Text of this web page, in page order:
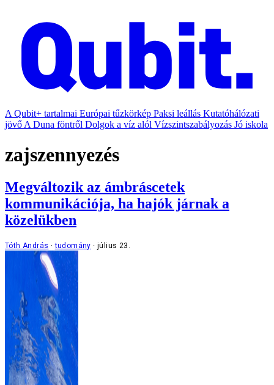
A Qubit+ tartalmai Európai tűzkörkép Paksi leállás Kutatóhálózati
jövő A Duna föntről Dolgok a víz alól Vízszintszabályozás Jó iskola
zajszennyezés
Megváltozik az ámbráscetek
kommunikációja, ha hajók járnak a
közelükben
Tóth András tudomány július 23.